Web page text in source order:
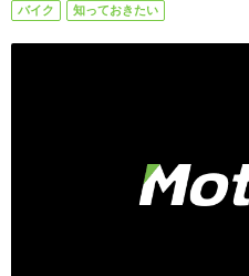
バイク 知っておきたい